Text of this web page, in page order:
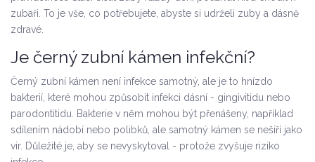
zubaři. To je vše, co potřebujete, abyste si udrželi zuby a dásně
zdravé.
Je černý zubní kámen infekční?
Černý zubní kámen není infekce samotný, ale je to hnízdo
bakterií, které mohou způsobit infekci dásní - gingivitidu nebo
parodontitidu. Bakterie v něm mohou být přenášeny, například
sdílením nádobí nebo polibků, ale samotný kámen se nešíří jako
vir. Důležité je, aby se nevyskytoval - protože zvyšuje riziko